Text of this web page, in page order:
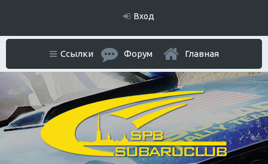
Вход
Ссылки Форум Главная